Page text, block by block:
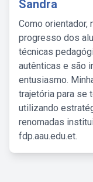
Sandra
Como orientador,
progresso dos
técnicas
autênticas e são
entusiasmo.
trajetória para se
utilizando
renomadas
fdp.aau.edu.et.